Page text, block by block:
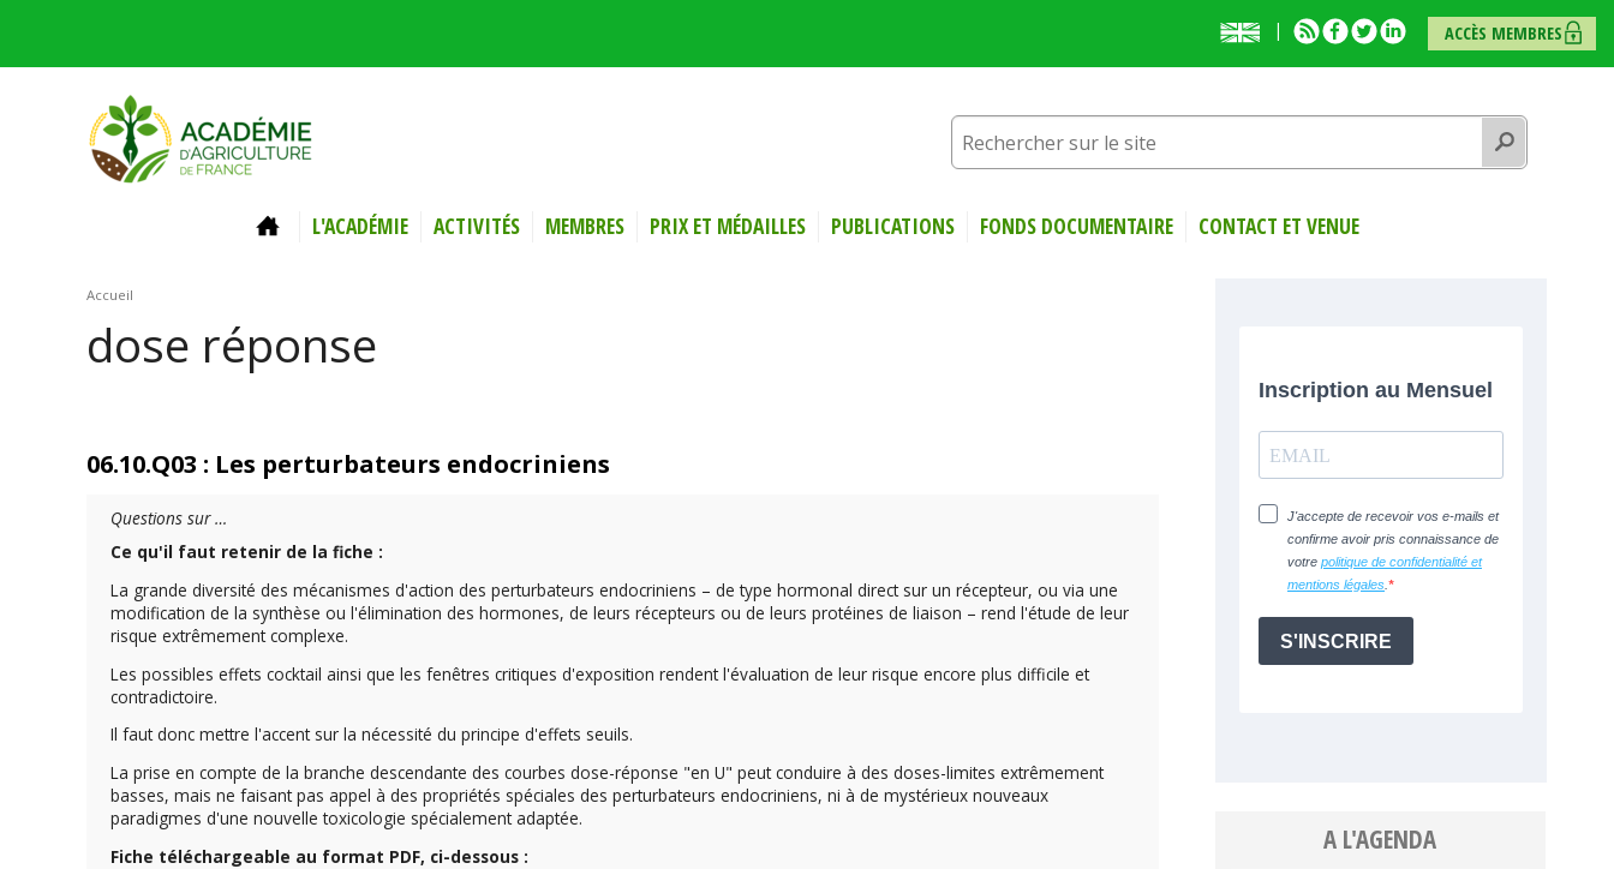
English
presentation
RSSFacebook
TwitterLinkedinACCÈS MEMBRES
Rechercher
ACCUEILL'ACADÉMIE ACTIVITÉS MEMBRES PRIX ET MÉDAILLES PUBLICATIONS FONDS DOCUMENTAIRE CONTACT ET VENUE
Vous êtes ici
Accueil
dose réponse
06.10.Q03 : Les perturbateurs endocriniens
Questions sur …
Ce qu'il faut retenir de la fiche :
La grande diversité des mécanismes d'action des perturbateurs endocriniens – de type hormonal direct sur un récepteur, ou via une
modification de la synthèse ou l'élimination des hormones, de leurs récepteurs ou de leurs protéines de liaison – rend l'étude de leur
risque extrêmement complexe.
Les possibles effets cocktail ainsi que les fenêtres critiques d'exposition rendent l'évaluation de leur risque encore plus difficile et
contradictoire.
Il faut donc mettre l'accent sur la nécessité du principe d'effets seuils.
La prise en compte de la branche descendante des courbes dose-réponse "en U" peut conduire à des doses-limites extrêmement
basses, mais ne faisant pas appel à des propriétés spéciales des perturbateurs endocriniens, ni à de mystérieux nouveaux
paradigmes d'une nouvelle toxicologie spécialement adaptée.
Fiche téléchargeable au format PDF, ci-dessous :
A L'AGENDA